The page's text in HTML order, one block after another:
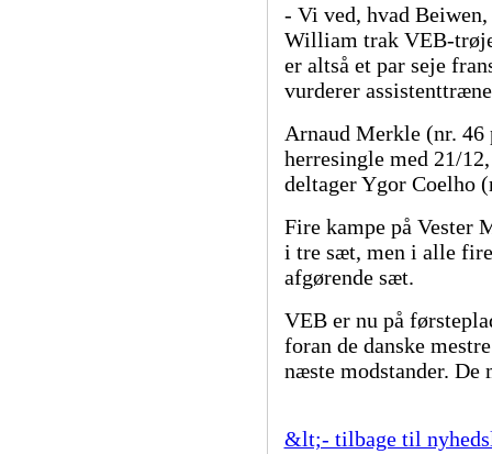
- Vi ved, hvad
William trak VEB-
er altså et par seje
vurderer
Arnaud Merkle (nr. 46
herresingle med 21/
deltager Ygor Coelho
Fire kampe på Vester
i tre sæt, men i alle
afgørende sæt.
VEB er nu på
foran de danske
næste modstander. De
&lt;- tilbage til